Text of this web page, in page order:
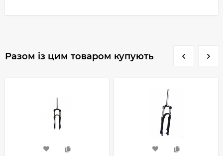
Разом із цим товаром купують